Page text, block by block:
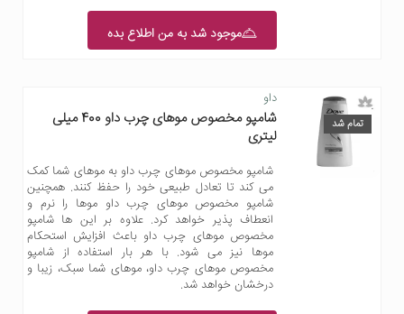
موجود شد به من اطلاع بده
تمام شد
داو
شامپو مخصوص موهای چرب داو 400 میلی
لیتری
شامپو مخصوص موهای چرب داو به موهای شما کمک
می کند تا تعادل طبیعی خود را حفظ کنند. همچنین
شامپو مخصوص موهای چرب داو موها را نرم و
انعطاف پذیر خواهد کرد. علاوه بر این ها شامپو
مخصوص موهای چرب داو باعث افزایش استحکام
موها نیز می شود. با هر بار استفاده از شامپو
مخصوص موهای چرب داو، موهای شما سبک، زیبا و
درخشان خواهد شد.